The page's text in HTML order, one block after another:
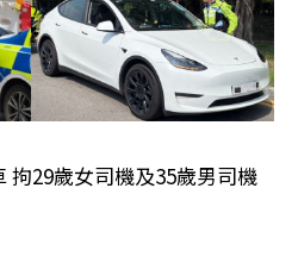
拘29歲女司機及35歲男司機